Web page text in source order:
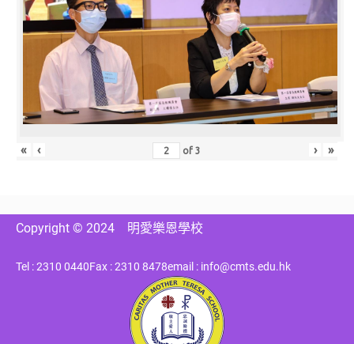
« ‹ of3 › »
Copyright © 2024 明愛樂恩學校
Tel : 2310 0440Fax : 2310 8478email : info@cmts.edu.hk